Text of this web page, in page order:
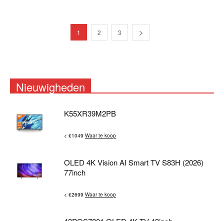
1 2 3
Nieuwigheden
K55XR39M2PB
< €1049 Waar te koop
OLED 4K Vision AI Smart TV S83H (2026)
77inch
< €2699 Waar te koop